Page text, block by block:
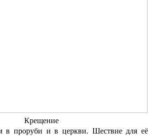
Крещение
и в церкви. Шествие для её